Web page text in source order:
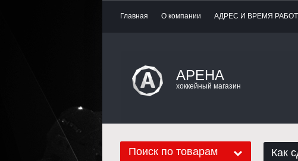
Главная О компании АДРЕС И ВРЕМЯ
АРЕНА
хоккейный магазин
Поиск по товарам Как